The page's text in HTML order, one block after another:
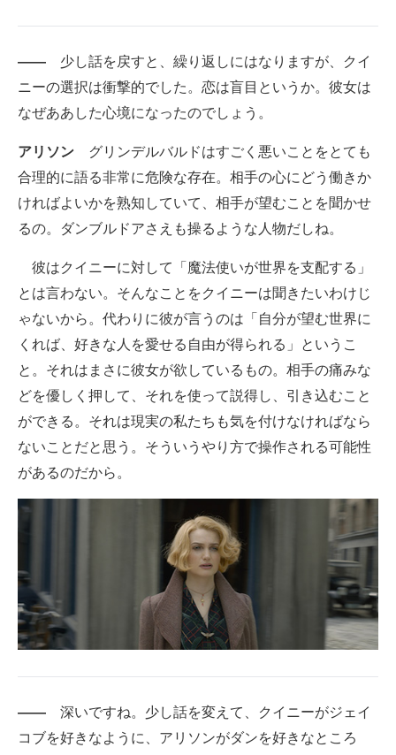
―― 少し話を戻すと、繰り返しにはなりますが、クイ
ニーの選択は衝撃的でした。恋は盲目というか。彼女は
なぜああした心境になったのでしょう。
アリソン グリンデルバルドはすごく悪いことをとても
合理的に語る非常に危険な存在。相手の心にどう働きか
ければよいかを熟知していて、相手が望むことを聞かせ
るの。ダンブルドアさえも操るような人物だしね。
彼はクイニーに対して「魔法使いが世界を支配する」
とは言わない。そんなことをクイニーは聞きたいわけじ
ゃないから。代わりに彼が言うのは「自分が望む世界に
くれば、好きな人を愛せる自由が得られる」というこ
と。それはまさに彼女が欲しているもの。相手の痛みな
どを優しく押して、それを使って説得し、引き込むこと
ができる。それは現実の私たちも気を付けなければなら
ないことだと思う。そういうやり方で操作される可能性
があるのだから。
―― 深いですね。少し話を変えて、クイニーがジェイ
コブを好きなように、アリソンがダンを好きなところ